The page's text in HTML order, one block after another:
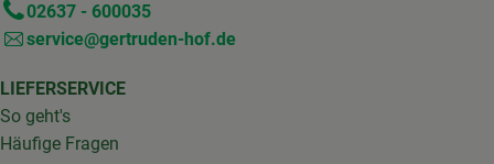
02637 - 600035
service@gertruden-hof.de
LIEFERSERVICE
So geht's
Häufige Fragen